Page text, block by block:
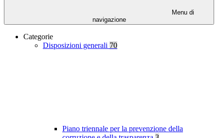
Menu di
navigazione
Categorie
Disposizioni generali 70
Piano triennale per la prevenzione della